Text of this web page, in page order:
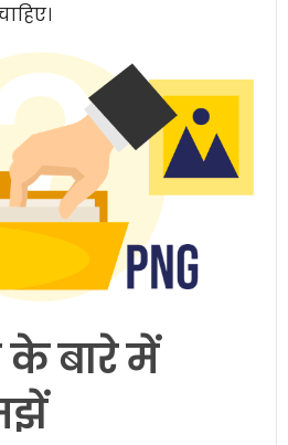
के बारे में